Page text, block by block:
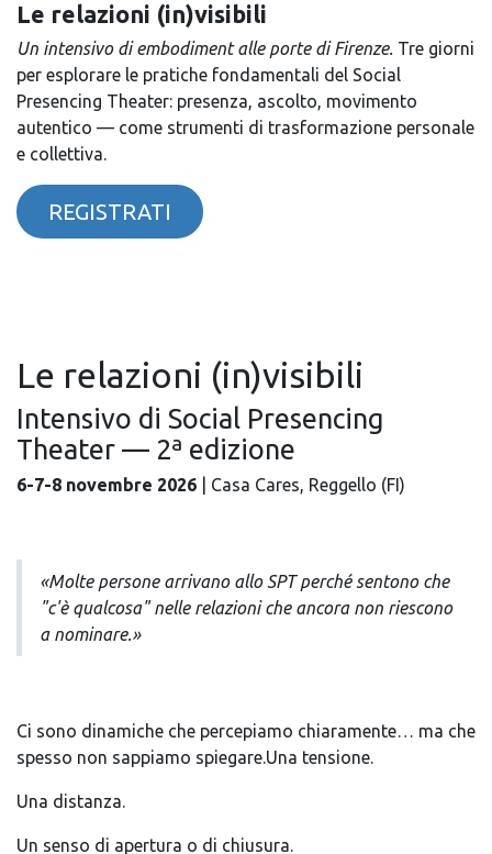
Le relazioni (in)visibili
Un intensivo di embodiment alle porte di Firenze. Tre giorni
per esplorare le pratiche fondamentali del Social
Presencing Theater: presenza, ascolto, movimento
autentico — come strumenti di trasformazione personale
e collettiva.
REGISTRATI
Le relazioni (in)visibili
Intensivo di Social Presencing
Theater — 2ª edizione
6-7-8 novembre 2026 | Casa Cares, Reggello (FI)
«Molte persone arrivano allo SPT perché sentono che
"c'è qualcosa" nelle relazioni che ancora non riescono
a nominare.»
Ci sono dinamiche che percepiamo chiaramente… ma che
spesso non sappiamo spiegare.Una tensione.
Una distanza.
Un senso di apertura o di chiusura.